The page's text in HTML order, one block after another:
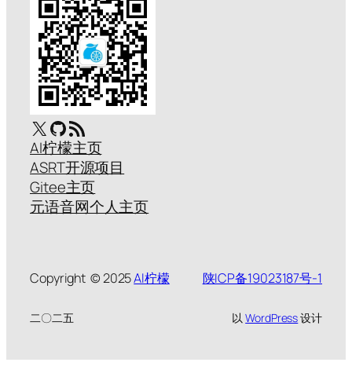
X GitHub
RSS Feed
AI柠檬主页
ASRT开源项目
Gitee主页
元语音网个人主页
Copyright © 2025AI柠檬 陕ICP备19023187号-1
二〇二五 以WordPress设计